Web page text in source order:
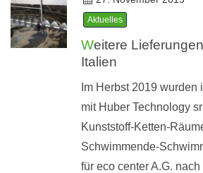
Aktuelles
Weitere Lieferungen nach Südtirol –
Italien
Im Herbst 2019
mit Huber Technology
Kunststoff-Ketten-
Schwimmende-
für eco center A.G.